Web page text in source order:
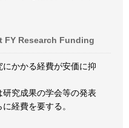
FY Research Funding
かかる経費が安価に抑
究成果の学会等の発表
経費を要する。